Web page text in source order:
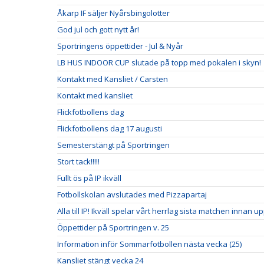
Åkarp IF säljer Nyårsbingolotter
God jul och gott nytt år!
Sportringens öppettider - Jul & Nyår
LB HUS INDOOR CUP slutade på topp med pokalen i skyn!
Kontakt med Kansliet / Carsten
Kontakt med kansliet
Flickfotbollens dag
Flickfotbollens dag 17 augusti
Semesterstängt på Sportringen
Stort tack!!!!!
Fullt ös på IP ikväll
Fotbollskolan avslutades med Pizzapartaj
Alla till IP! Ikväll spelar vårt herrlag sista matchen innan
Öppettider på Sportringen v. 25
Information inför Sommarfotbollen nästa vecka (25)
Kansliet stängt vecka 24